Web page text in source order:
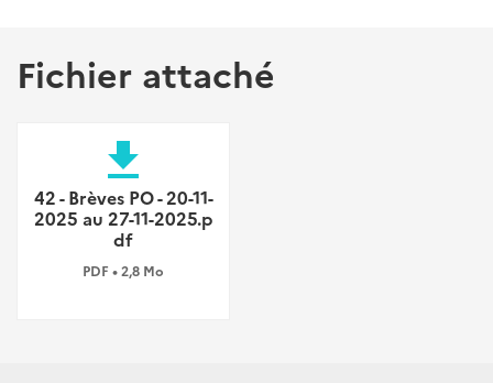
Fichier attaché
file_download
42 - Brèves PO - 20-11-
2025 au 27-11-2025.p
df
PDF • 2,8 Mo